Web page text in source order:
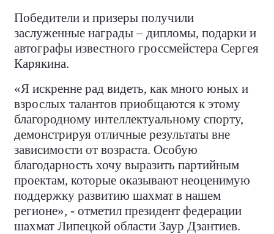
Победители и призеры получили
заслуженные награды – дипломы, подарки и
автографы известного гроссмейстера Сергея
Карякина.
«Я искренне рад видеть, как много юных и
взрослых талантов приобщаются к этому
благородному интеллектуальному спорту,
демонстрируя отличные результаты вне
зависимости от возраста. Особую
благодарность хочу выразить партийным
проектам, которые оказывают неоценимую
поддержку развитию шахмат в нашем
регионе», - отметил президент федерации
шахмат Липецкой области Заур Дзантиев.